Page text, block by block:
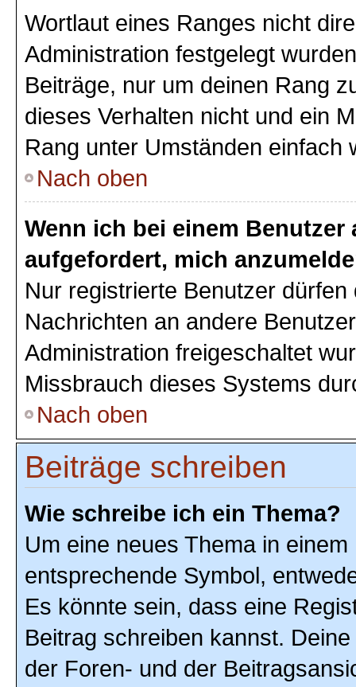
Wortlaut eines Ranges nicht
Administration festgelegt
Beiträge, nur um deinen Rang
dieses Verhalten nicht und ein
Rang unter Umständen einfach
Nach oben
Wenn ich bei einem
aufgefordert, mich
Nur registrierte Benutzer
Nachrichten an andere
Administration freigeschaltet
Missbrauch dieses Systems
Nach oben
Beiträge schreiben
Wie schreibe ich ein Thema?
Um eine neues Thema in
entsprechende Symbol,
Es könnte sein, dass eine
Beitrag schreiben kannst.
der Foren- und der